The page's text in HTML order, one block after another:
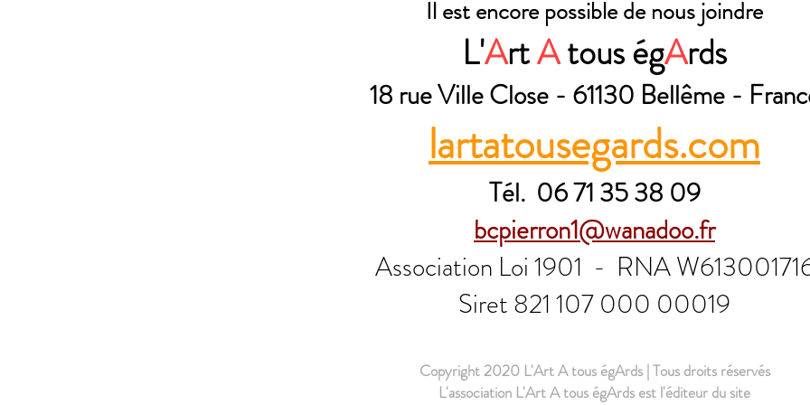
Il est encore possible de nous joindre
L'ArtAtous égArds
18 rue Ville Close - 61130 Bellême -
lartatousegards.com
Tél. 06 71 35 38 09
bcpierron1@wanadoo.fr
Association Loi 1901 - RNA
Siret 821 107 000 00019
Copyright 2020 L'Art A tous égArds | Tous droits réservés
L'association L'Art A tous égArds est l'éditeur du site